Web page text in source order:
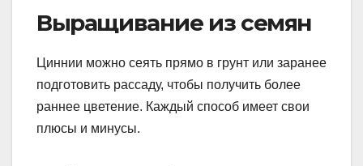
Выращивание из семян
Циннии можно сеять прямо в грунт или заранее
подготовить рассаду, чтобы получить более
раннее цветение. Каждый способ имеет свои
плюсы и минусы.